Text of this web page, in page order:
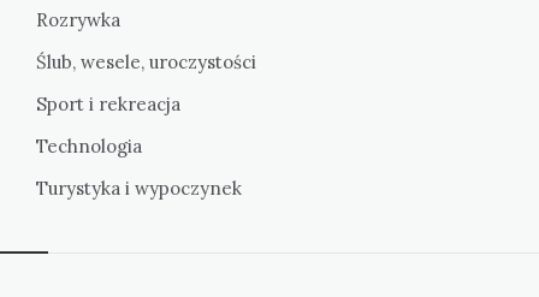
Rozrywka
Ślub, wesele, uroczystości
Sport i rekreacja
Technologia
Turystyka i wypoczynek